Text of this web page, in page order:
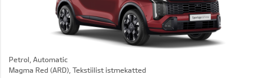
Petrol, Automatic
Magma Red (ARD), Tekstiilist istmekatted